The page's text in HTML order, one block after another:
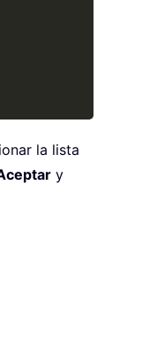
la lista
y